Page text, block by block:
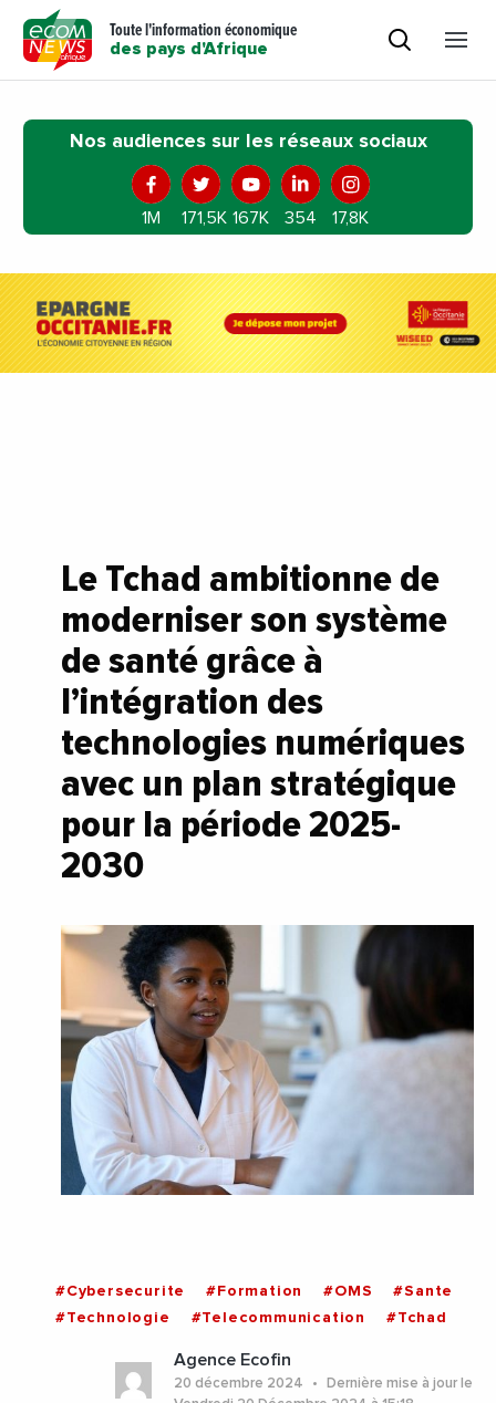
Toute l'information économique
des pays d'Afrique
Nos audiences sur les réseaux sociaux
1M 171,5K 167K 354 17,8K
Le Tchad ambitionne de
moderniser son système
de santé grâce à
l’intégration des
technologies numériques
avec un plan stratégique
pour la période 2025-
2030
#Cybersecurite #Formation #OMS
#Sante
#Technologie
#Telecommunication #Tchad
Agence Ecofin
20 décembre 2024
Dernière mise à jour le